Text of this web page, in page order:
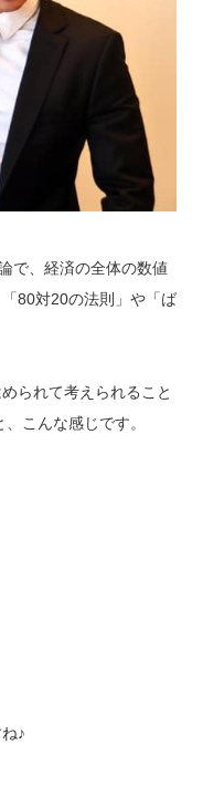
で、経済の全体の数値
80対20の法則」や「ば
られて考えられること
こんな感じです。
♪